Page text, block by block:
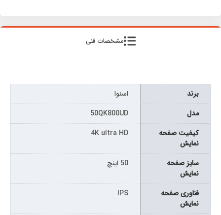
مشخصات فنی
برند
اسنوا
مدل
50QK800UD
كيفيت صفحه
نمايش
4K ultra HD
سايز صفحه
نمايش
50 اینچ
فناوری صفحه
نمایش
IPS